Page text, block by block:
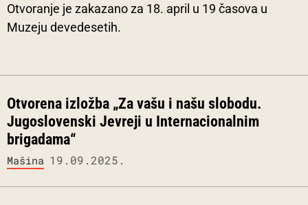
Otvoranje je zakazano za 18. april u 19 časova u
Muzeju devedesetih.
Otvorena izložba „Za vašu i našu slobodu.
Jugoslovenski Jevreji u Internacionalnim
brigadama“
Mašina 19.09.2025.